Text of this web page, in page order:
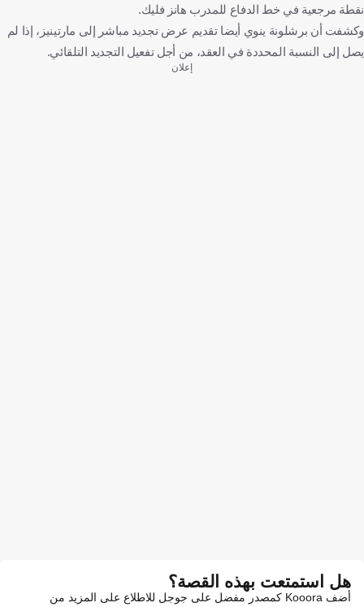
نقطة مرجعية في خط الدفاع للمدرب هانز فليك.
وكشفت أن برشلونة ينوي أيضا تقديم عرض تجديد مباشر إلى مارتينيز، إذا لم
يصل إلى النسبة المحددة في العقد، من أجل تفعيل التجديد التلقائي.
إعلان
هل استمتعت بهذه القصة؟
أضف Kooora كمصدر مفضل على جوجل للاطلاع على المزيد من